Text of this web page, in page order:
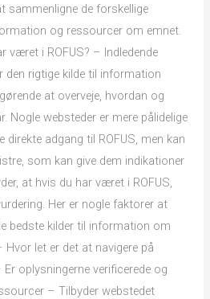
sammenligne de forskellige
og ressourcer om emnet.
været i ROFUS? – Indledende
den rigtige kilde til information
at overveje, hvordan og
Nogle websteder er mere pålidelige
direkte adgang til ROFUS, men kan
som kan give dem indikationer
at hvis du har været i ROFUS,
Her er nogle faktorer at
bedste kilder til information om
Hvor let er det at navigere på
oplysningerne verificerede og
– Tilbyder webstedet